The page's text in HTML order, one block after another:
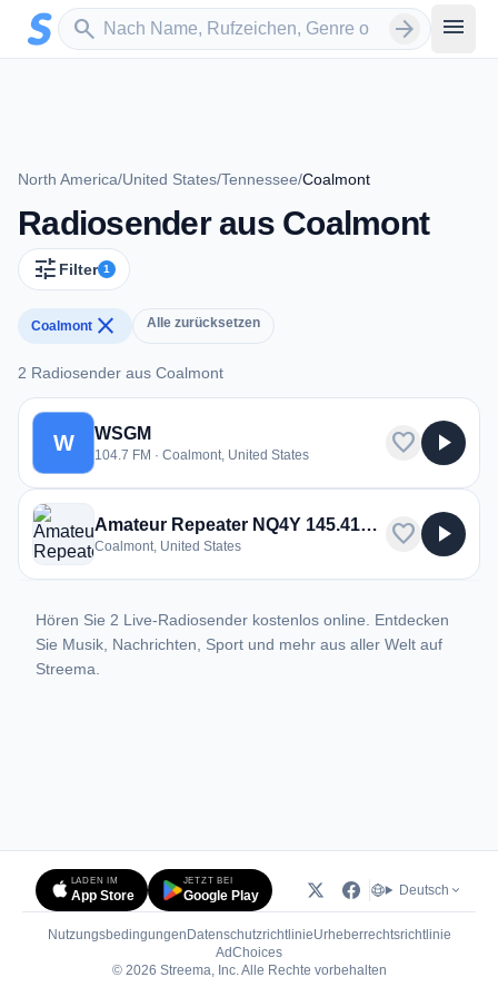
Zum Hauptinhalt springen
search
Sender suchen arrow_forward menu
North America/United States/Tennessee/Coalmont
Radiosender aus Coalmont
tune Filter 1
Coalmont close Alle zurücksetzen
2 Radiosender aus Coalmont
2 Radiosender aus Coalmont
W WSGM
104.7 FM · Coalmont, United States favorite play_arrow
Amateur Repeater NQ4Y 145.410 MHz, Echolink 2043 and MTEARS WX
Coalmont, United States favorite play_arrow
Hören Sie 2 Live-Radiosender kostenlos online. Entdecken
Sie Musik, Nachrichten, Sport und mehr aus aller Welt auf
Streema.
LADEN IM
App Store
JETZT BEI
Google Play Deutsch
Nutzungsbedingungen DatenschutzrichtlinieUrheberrechtsrichtlinie
AdChoices(öffnet in neuem Tab)
© 2026 Streema, Inc. Alle Rechte vorbehalten